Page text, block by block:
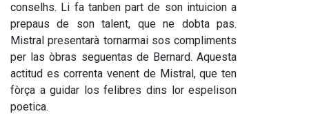
conselhs. Li fa tanben part de son intuicion a
prepaus de son talent, que ne dobta pas.
Mistral presentarà tornarmai sos compliments
per las òbras seguentas de Bernard. Aquesta
actitud es correnta venent de Mistral, que ten
fòrça a guidar los felibres dins lor espelison
poetica.